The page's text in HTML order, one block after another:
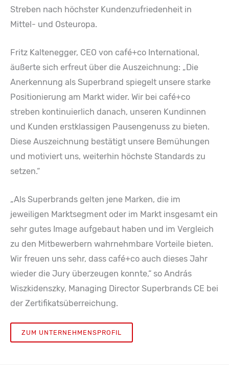
Streben nach höchster Kundenzufriedenheit in
Mittel- und Osteuropa.
Fritz Kaltenegger, CEO von café+co International,
äußerte sich erfreut über die Auszeichnung: „Die
Anerkennung als Superbrand spiegelt unsere starke
Positionierung am Markt wider. Wir bei café+co
streben kontinuierlich danach, unseren Kundinnen
und Kunden erstklassigen Pausengenuss zu bieten.
Diese Auszeichnung bestätigt unsere Bemühungen
und motiviert uns, weiterhin höchste Standards zu
setzen.“
„Als Superbrands gelten jene Marken, die im
jeweiligen Marktsegment oder im Markt insgesamt ein
sehr gutes Image aufgebaut haben und im Vergleich
zu den Mitbewerbern wahrnehmbare Vorteile bieten.
Wir freuen uns sehr, dass café+co auch dieses Jahr
wieder die Jury überzeugen konnte,“ so András
Wiszkidenszky, Managing Director Superbrands CE bei
der Zertifikatsüberreichung.
ZUM UNTERNEHMENSPROFIL